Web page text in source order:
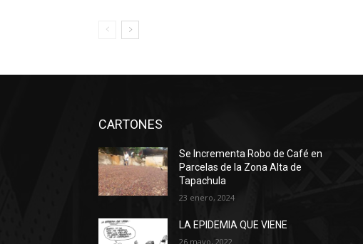
CARTONES
Se Incrementa Robo de Café en
Parcelas de la Zona Alta de
Tapachula
23 enero, 2024
LA EPIDEMIA QUE VIENE
26 mayo, 2022